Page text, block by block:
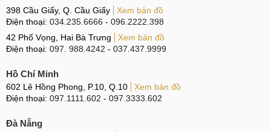
398 Cầu Giấy, Q. Cầu Giấy
Xem bản đồ
Điện thoại: 034.235.6666 - 096.2222.398
42 Phố Vọng, Hai Bà Trưng
Xem bản đồ
Điện thoại: 097. 988.4242 - 037.437.9999
Hồ Chí Minh
602 Lê Hồng Phong, P.10, Q.10
Xem bản đồ
Điện thoại: 097.1111.602 - 097.3333.602
Đà Nẵng